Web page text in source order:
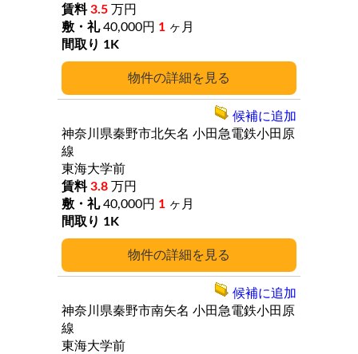
詳細
3.5 万円
40,000円 1 ヶ月
1K
詳細
神奈川県秦野市北矢名 小田急電鉄小田原
線
東海大学前
3.8 万円
40,000円 1 ヶ月
1K
候補に追加
神奈川県秦野市南矢名 小田急電鉄小田原
線
東海大学前
候補に追加